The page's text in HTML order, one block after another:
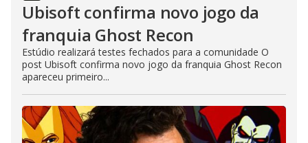
Ubisoft confirma novo jogo da
franquia Ghost Recon
Estúdio realizará testes fechados para a comunidade O
post Ubisoft confirma novo jogo da franquia Ghost Recon
apareceu primeiro...